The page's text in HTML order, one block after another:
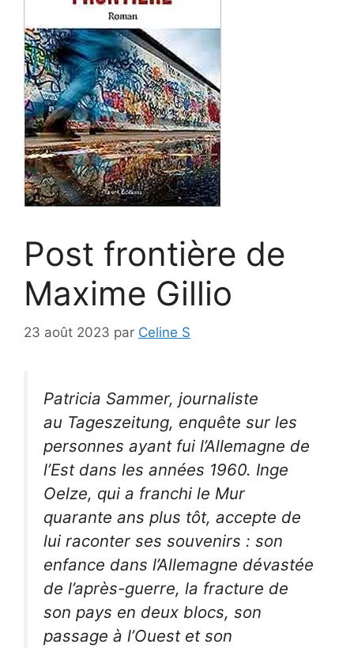
Post frontière de
Maxime Gillio
23 août 2023 par Celine S
Patricia Sammer, journaliste
au Tageszeitung, enquête sur les
personnes ayant fui l’Allemagne de
l’Est dans les années 1960. Inge
Oelze, qui a franchi le Mur
quarante ans plus tôt, accepte de
lui raconter ses souvenirs : son
enfance dans l’Allemagne dévastée
de l’après-guerre, la fracture de
son pays en deux blocs, son
passage à l’Ouest et son